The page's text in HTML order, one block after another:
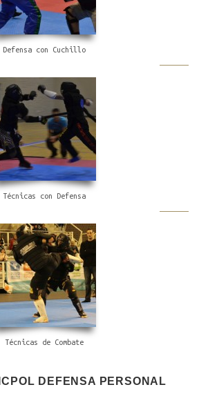
Defensa con Cuchillo
Técnicas con Defensa
Técnicas de Combate
DEFENSA PERSONAL